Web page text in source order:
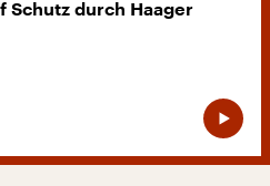
Schutz durch Haager